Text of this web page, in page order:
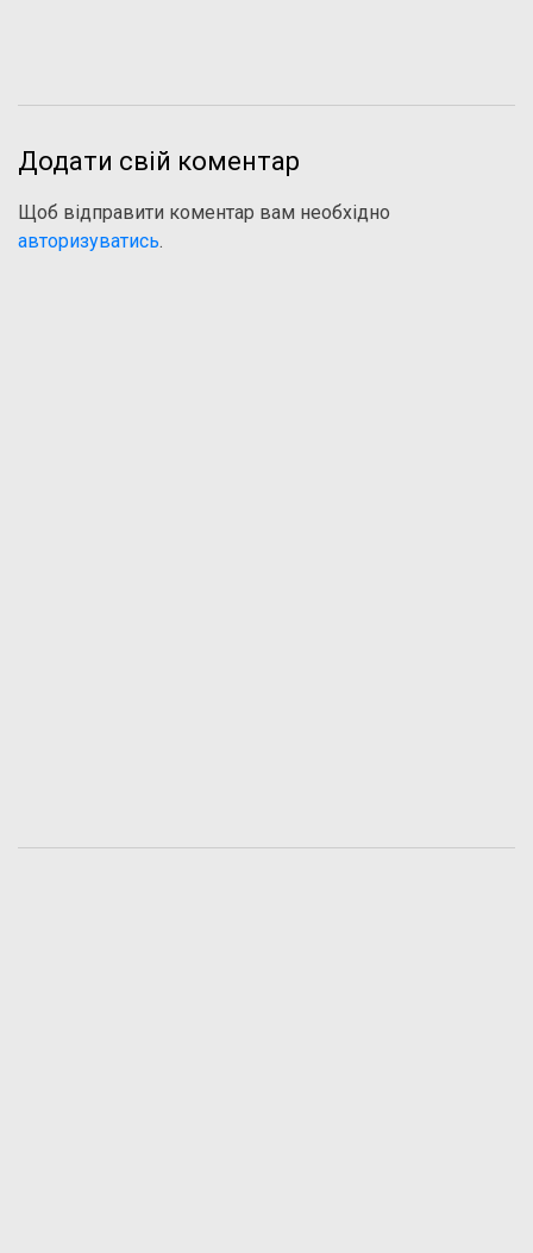
Додати свій коментар
Щоб відправити коментар вам необхідно
авторизуватись.